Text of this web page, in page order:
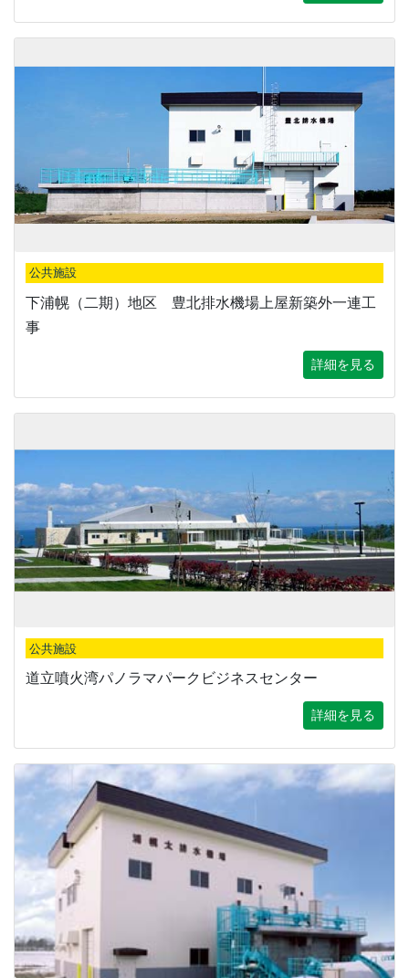
公共施設
下浦幌（二期）地区 豊北排水機場上屋新築外一連工
事
詳細を見る
公共施設
道立噴火湾パノラマパークビジネスセンター
詳細を見る